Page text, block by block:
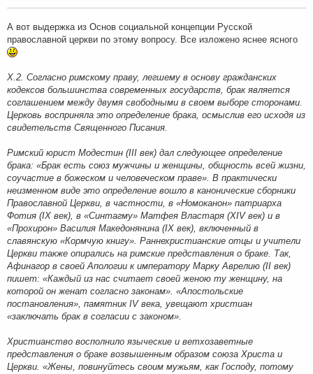
и
е
А вот выдержка из Основ социальной концепции Русской
православной церкви по этому вопросу. Все изложено яснее ясного
Х.2. Согласно римскому праву, легшему в основу гражданских
кодексов большинства современных государств, брак является
соглашением между двумя свободными в своем выборе сторонами.
Церковь восприняла это определение брака, осмыслив его исходя из
свидетельств Священного Писания.
Римский юрист Модестин (III век) дал следующее определение
брака: «Брак есть союз мужчины и женщины, общность всей жизни,
соучастие в божеском и человеческом праве». В практически
неизменном виде это определение вошло в канонические сборники
Православной Церкви, в частности, в «Номоканон» патриарха
Фотия (IX век), в «Синтагму» Матфея Властаря (XIV век) и в
«Прохирон» Василия Македонянина (IX век), включенный в
славянскую «Кормчую книгу». Раннехристианские отцы и учители
Церкви также опирались на римские представления о браке. Так,
Афинагор в своей Апологии к императору Марку Аврелию (II век)
пишет: «Каждый из нас считает своей женою ту женщину, на
которой он женат согласно законам». «Апостольские
постановления», памятник IV века, увещают христиан
«заключать брак в согласии с законом».
Христианство восполнило языческие и ветхозаветные
представления о браке возвышенным образом союза Христа и
Церкви. «Жены, повинуйтесь своим мужьям, как Господу, потому